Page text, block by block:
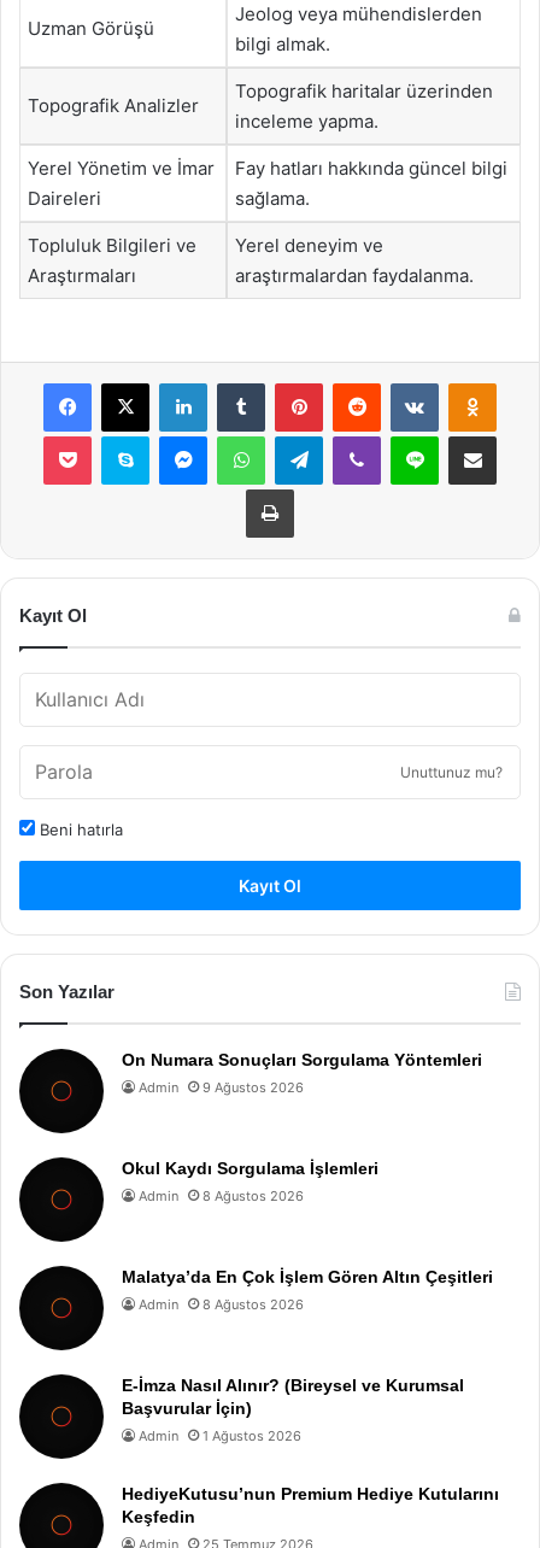
Uzman Görüşü
Jeolog veya mühendislerden
bilgi almak.
Topografik Analizler
Topografik haritalar üzerinden
inceleme yapma.
Yerel Yönetim ve İmar
Daireleri
Fay hatları hakkında güncel bilgi
sağlama.
Topluluk Bilgileri ve
Araştırmaları
Yerel deneyim ve
araştırmalardan faydalanma.
Facebook
X LinkedInTumblr PinterestReddit VKontakte
Pocket Skype MessengerWhatsAppTelegramViber Line E-Posta ile
Yazdır
Kayıt Ol
Unuttunuz mu?
Beni hatırla
Kayıt Ol
Son Yazılar
On Numara Sonuçları Sorgulama Yöntemleri
Admin 9 Ağustos 2026
Okul Kaydı Sorgulama İşlemleri
Admin 8 Ağustos 2026
Malatya’da En Çok İşlem Gören Altın Çeşitleri
Admin 8 Ağustos 2026
E-İmza Nasıl Alınır? (Bireysel ve Kurumsal
Başvurular İçin)
Admin 1 Ağustos 2026
HediyeKutusu’nun Premium Hediye Kutularını
Keşfedin
Admin 25 Temmuz 2026